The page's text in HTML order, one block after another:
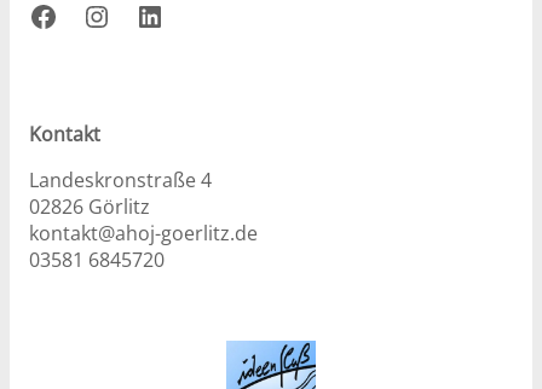
Facebook Instagram LinkedIn
Kontakt
Landeskronstraße 4
02826 Görlitz
kontakt@ahoj-goerlitz.de
03581 6845720